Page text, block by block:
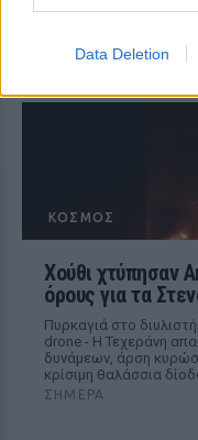
Data Deletion
ΚΌΣΜΟΣ
Χούθι χτύπησαν
όρους για τα
Πυρκαγιά στο
drone - Η Τεχεράνη
δυνάμεων, άρση
κρίσιμη θαλάσσια
ΣΉΜΕΡΑ